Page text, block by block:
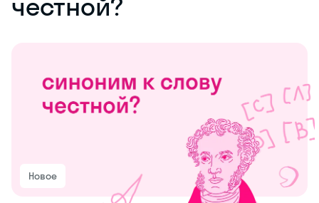
Новое